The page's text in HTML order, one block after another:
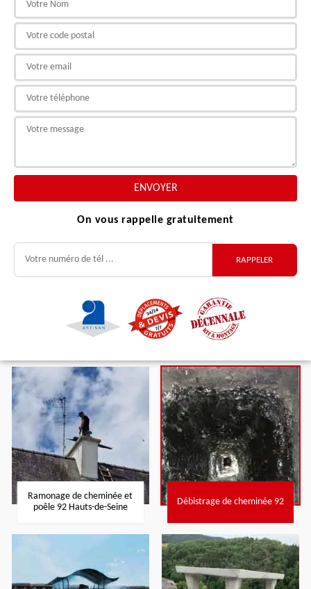
On vous rappelle gratuitement
Ramonage de cheminée et
poêle 92 Hauts-de-Seine
Débistrage de cheminée 92